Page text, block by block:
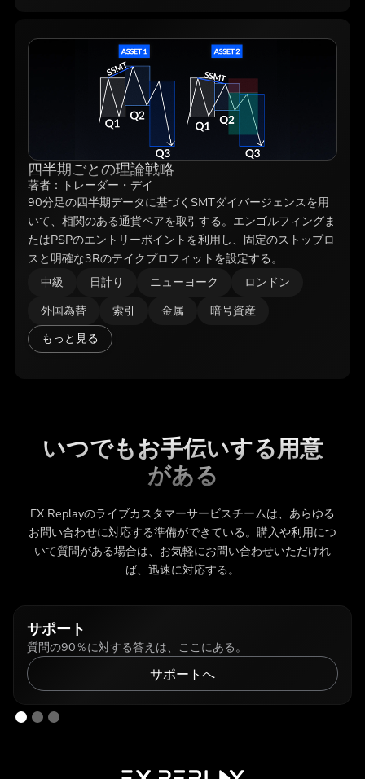
四半期ごとの理論戦略
著者： トレーダー・デイ
90分足の四半期データに基づくSMTダイバージェンスを用
いて、相関のある通貨ペアを取引する。エンゴルフィングま
たはPSPのエントリーポイントを利用し、固定のストップロ
スと明確な3Rのテイクプロフィットを設定する。
中級 日計り ニューヨーク
ロンドン
外国為替
索引 金属
暗号資産
もっと見る
いつでもお手伝いする用意
がある
FX Replayのライブカスタマーサービスチームは、あらゆる
お問い合わせに対応する準備ができている。購入や利用につ
いて質問がある場合は、お気軽にお問い合わせいただけれ
ば、迅速に対応する。
サポート
質問の90％に対する答えは、ここにある。
サポートへ